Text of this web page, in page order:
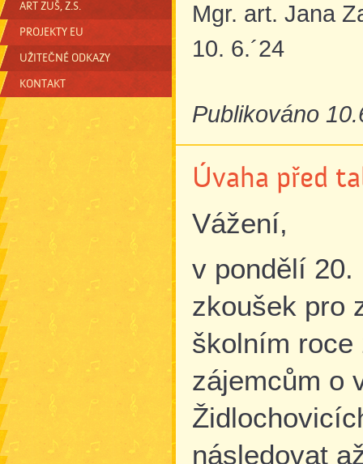
ART ZUŠ, Z.S.
PROJEKTY EU
UŽITEČNÉ ODKAZY
KONTAKT
Mgr. art. Jana
10. 6.´24
Publikováno
Úvaha před
Vážení,
v pondělí
zkoušek pro
školním roce
zájemcům o
následovat